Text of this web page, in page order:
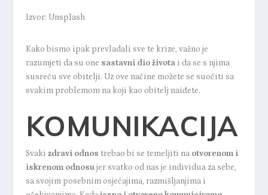
Izvor: Unsplash
Kako bismo ipak prevladali sve te krize, važno je
razumjeti da su one sastavni dio životai da se s njima
susreću sve obitelji. Uz ove načine možete se suočiti sa
svakim problemom na koji kao obitelj naiđete.
KOMUNIKACIJA
Svaki zdravi odnos trebao bi se temeljiti na otvorenom i
iskrenom odnosujer svatko od nas je individua za sebe,
sa svojim posebnim osjećajima, razmišljanjima i